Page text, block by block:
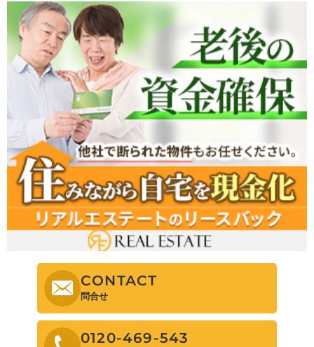
CONTACT
問合せ
0120-469-543